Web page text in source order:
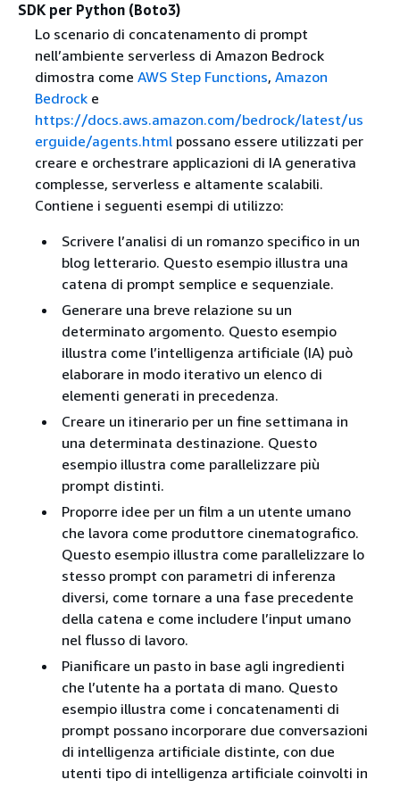
SDK per Python (Boto3)
Lo scenario di concatenamento di prompt
nell’ambiente serverless di Amazon Bedrock
dimostra come AWS Step Functions, Amazon
Bedrocke
https://docs.aws.amazon.com/bedrock/latest/us
erguide/agents.htmlpossano essere utilizzati per
creare e orchestrare applicazioni di IA generativa
complesse, serverless e altamente scalabili.
Contiene i seguenti esempi di utilizzo:
Scrivere l’analisi di un romanzo specifico in un
blog letterario. Questo esempio illustra una
catena di prompt semplice e sequenziale.
Generare una breve relazione su un
determinato argomento. Questo esempio
illustra come l’intelligenza artificiale (IA) può
elaborare in modo iterativo un elenco di
elementi generati in precedenza.
Creare un itinerario per un fine settimana in
una determinata destinazione. Questo
esempio illustra come parallelizzare più
prompt distinti.
Proporre idee per un film a un utente umano
che lavora come produttore cinematografico.
Questo esempio illustra come parallelizzare lo
stesso prompt con parametri di inferenza
diversi, come tornare a una fase precedente
della catena e come includere l’input umano
nel flusso di lavoro.
Pianificare un pasto in base agli ingredienti
che l’utente ha a portata di mano. Questo
esempio illustra come i concatenamenti di
prompt possano incorporare due conversazioni
di intelligenza artificiale distinte, con due
utenti tipo di intelligenza artificiale coinvolti in